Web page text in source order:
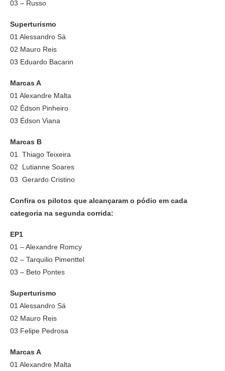
03 – Russo
Superturismo
01 Alessandro Sá
02 Mauro Reis
03 Eduardo Bacarin
Marcas A
01 Alexandre Malta
02 Édson Pinheiro
03 Édson Viana
Marcas B
01 Thiago Teixeira
02 Lutianne Soares
03 Gerardo Cristino
Confira os pilotos que alcançaram o pódio em cada
categoria na segunda corrida:
EP1
01 – Alexandre Romcy
02 – Tarquilio Pimenttel
03 – Beto Pontes
Superturismo
01 Alessandro Sá
02 Mauro Reis
03 Felipe Pedrosa
Marcas A
01 Alexandre Malta